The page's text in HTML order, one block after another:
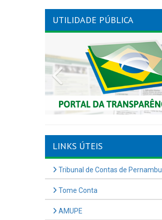
UTILIDADE PÚBLICA
Previous
LINKS ÚTEIS
Tribunal de Contas de
Tome Conta
AMUPE